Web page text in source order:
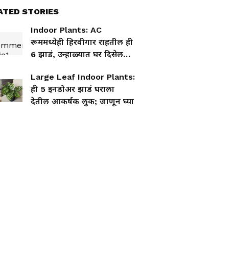
STORIES
Indoor Plants: AC
रूममध्येही हिरवीगार राहतील ही
6 झाडं, उन्हाळ्यात घर दिसेल
Large Leaf Indoor Plants:
ही 5 इनडोअर झाडं घराला
देतील आकर्षक लुक; जाणून घ्या